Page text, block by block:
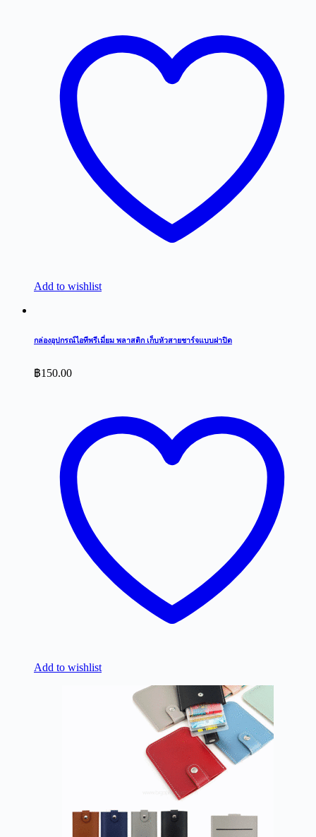
Add to wishlist
กล่องอุปกรณ์ไอทีพรีเมี่ยม พลาสติก เก็บหัวสายชาร์จแบบฝาปิด
฿150.00
Add to wishlist